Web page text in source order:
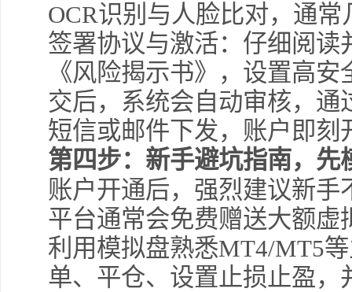
OCR识别与人脸比对，通
签署协议与激活：仔细阅
《风险揭示书》，设置高
交后，系统会自动审核，
短信或邮件下发，账户即刻
第四步：新手避坑指南，先
账户开通后，强烈建议新
平台通常会免费赠送大额虚
利用模拟盘熟悉MT4/MT5
单、平仓、设置止损止盈